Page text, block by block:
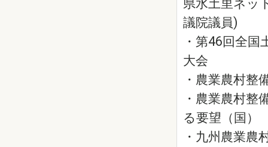
県水土里ネッ
議院議員)
・第46回全国
大会
・農業農村整
・農業農村整
る要望（国）
・九州農業農